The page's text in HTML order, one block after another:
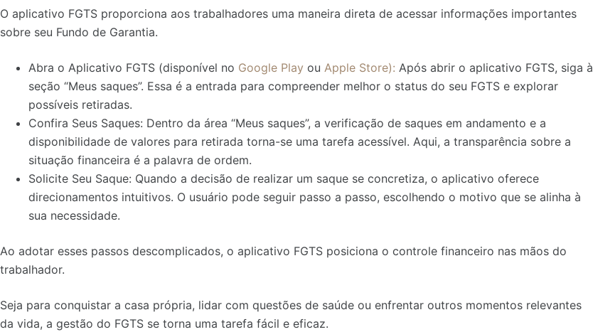
O aplicativo FGTS proporciona aos trabalhadores uma maneira direta de acessar informações importantes
sobre seu Fundo de Garantia.
Abra o Aplicativo FGTS (disponível no Google Play ou Apple Store): Após abrir o aplicativo FGTS, siga à
seção “Meus saques”. Essa é a entrada para compreender melhor o status do seu FGTS e explorar
possíveis retiradas.
Confira Seus Saques: Dentro da área “Meus saques”, a verificação de saques em andamento e a
disponibilidade de valores para retirada torna-se uma tarefa acessível. Aqui, a transparência sobre a
situação financeira é a palavra de ordem.
Solicite Seu Saque: Quando a decisão de realizar um saque se concretiza, o aplicativo oferece
direcionamentos intuitivos. O usuário pode seguir passo a passo, escolhendo o motivo que se alinha à
sua necessidade.
Ao adotar esses passos descomplicados, o aplicativo FGTS posiciona o controle financeiro nas mãos do
trabalhador.
Seja para conquistar a casa própria, lidar com questões de saúde ou enfrentar outros momentos relevantes
da vida, a gestão do FGTS se torna uma tarefa fácil e eficaz.